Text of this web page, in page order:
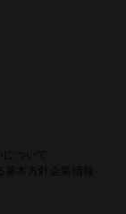
について
本方針